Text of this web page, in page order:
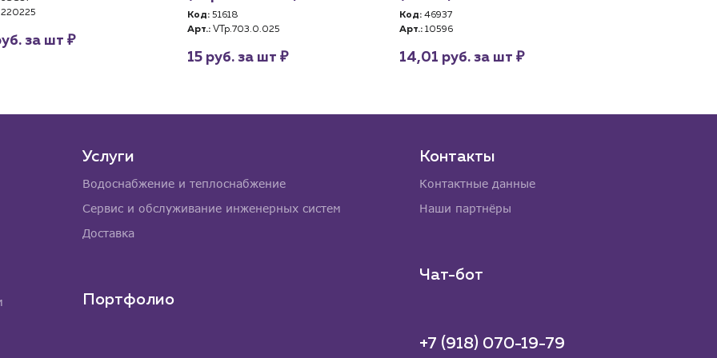
220225
за шт ₽
Код: 51618
Арт.: VTp.703.0.025
15 руб. за шт ₽
Код: 46937
Арт.: 10596
14,01 руб. за шт ₽
Услуги
Водоснабжение и теплоснабжение
Сервис и обслуживание инженерных систем
Доставка
Портфолио
Контакты
Контактные данные
Наши партнёры
Чат-бот
+7 (918) 070-19-79